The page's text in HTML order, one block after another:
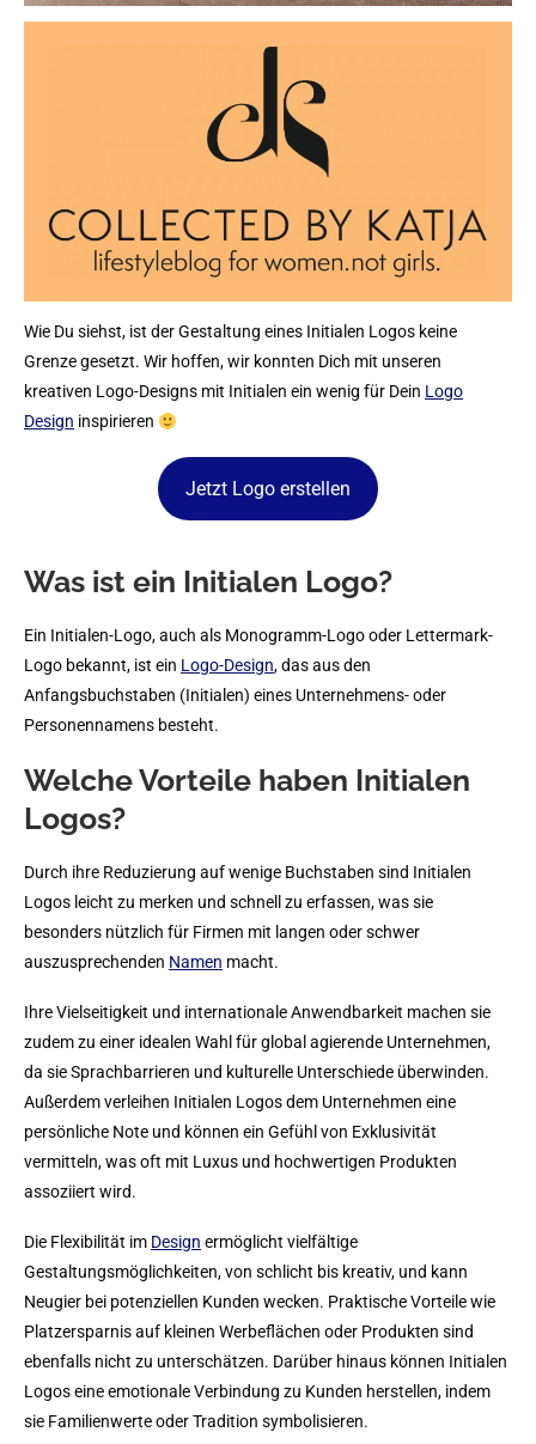
Wie Du siehst, ist der Gestaltung eines Initialen Logos keine
Grenze gesetzt. Wir hoffen, wir konnten Dich mit unseren
kreativen Logo-Designs mit Initialen ein wenig für Dein Logo
Design inspirieren
Jetzt Logo erstellen
Was ist ein Initialen Logo?
Ein Initialen-Logo, auch als Monogramm-Logo oder Lettermark-
Logo bekannt, ist ein Logo-Design, das aus den
Anfangsbuchstaben (Initialen) eines Unternehmens- oder
Personennamens besteht.
Welche Vorteile haben Initialen
Logos?
Durch ihre Reduzierung auf wenige Buchstaben sind Initialen
Logos leicht zu merken und schnell zu erfassen, was sie
besonders nützlich für Firmen mit langen oder schwer
auszusprechenden Namen macht.
Ihre Vielseitigkeit und internationale Anwendbarkeit machen sie
zudem zu einer idealen Wahl für global agierende Unternehmen,
da sie Sprachbarrieren und kulturelle Unterschiede überwinden.
Außerdem verleihen Initialen Logos dem Unternehmen eine
persönliche Note und können ein Gefühl von Exklusivität
vermitteln, was oft mit Luxus und hochwertigen Produkten
assoziiert wird.
Die Flexibilität im Design ermöglicht vielfältige
Gestaltungsmöglichkeiten, von schlicht bis kreativ, und kann
Neugier bei potenziellen Kunden wecken. Praktische Vorteile wie
Platzersparnis auf kleinen Werbeflächen oder Produkten sind
ebenfalls nicht zu unterschätzen. Darüber hinaus können Initialen
Logos eine emotionale Verbindung zu Kunden herstellen, indem
sie Familienwerte oder Tradition symbolisieren.